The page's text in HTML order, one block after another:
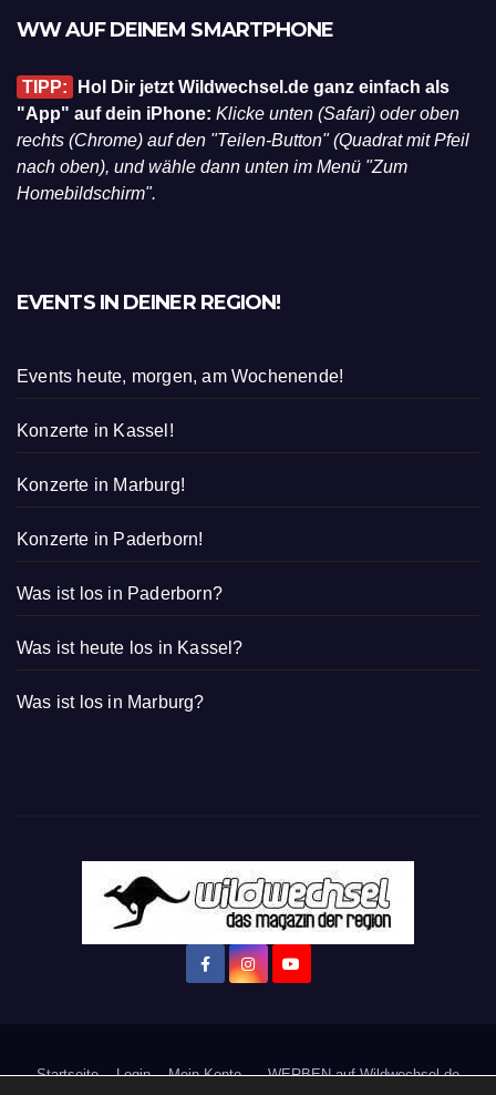
WW AUF DEINEM SMARTPHONE
TIPP:
Hol Dir jetzt Wildwechsel.de ganz einfach als
"App" auf dein iPhone: Klicke unten (Safari) oder oben
rechts (Chrome) auf den "Teilen-Button" (Quadrat mit Pfeil
nach oben), und wähle dann unten im Menü "Zum
Homebildschirm".
EVENTS IN DEINER REGION!
Events heute, morgen, am Wochenende!
Konzerte in Kassel!
Konzerte in Marburg!
Konzerte in Paderborn!
Was ist los in Paderborn?
Was ist heute los in Kassel?
Was ist los in Marburg?
Startseite Login Mein Konto · WERBEN auf Wildwechsel.de